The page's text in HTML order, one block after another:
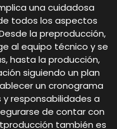
una cuidadosa
todos los aspectos
la preproducción,
al equipo técnico y se
hasta la producción,
siguiendo un plan
un cronograma
responsabilidades a
de contar con
también es